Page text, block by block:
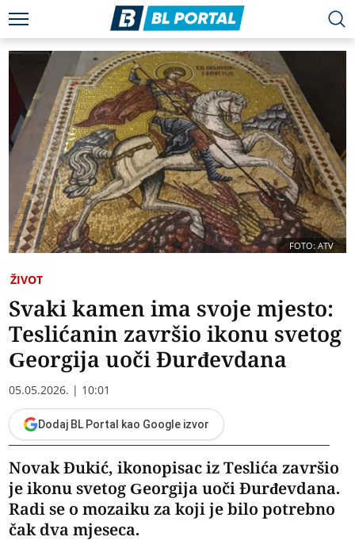
FOTO: ATV
ŽIVOT
Svaki kamen ima svoje mjesto:
Teslićanin završio ikonu svetog
Georgija uoči Đurđevdana
05.05.2026. | 10:01
Dodaj BL Portal kao Google izvor
Novak Đukić, ikonopisac iz Teslića završio
je ikonu svetog Georgija uoči Đurđevdana.
Radi se o mozaiku za koji je bilo potrebno
čak dva mjeseca.